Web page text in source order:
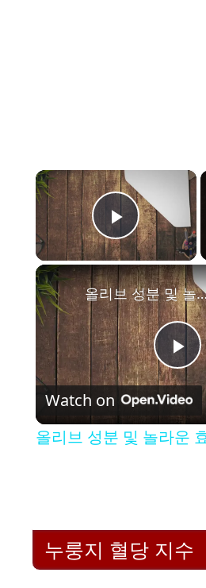
×
Play
P
l
V
올리브 성분 및 놀
Watch on
올리브 성분 및 놀라운
누룽지 혈당 지수